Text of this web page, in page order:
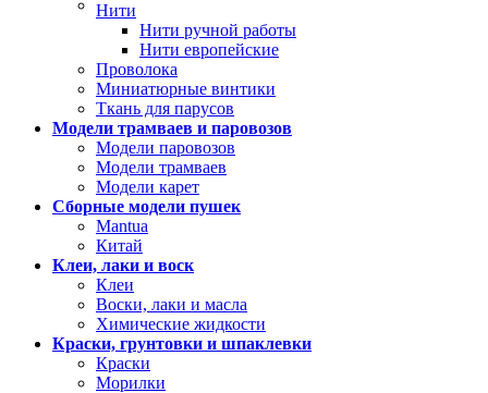
Нити
Нити ручной работы
Нити европейские
Проволока
Миниатюрные винтики
Ткань для парусов
Модели трамваев и паровозов
Модели паровозов
Модели трамваев
Модели карет
Сборные модели пушек
Mantua
Китай
Клеи, лаки и воск
Клеи
Воски, лаки и масла
Химические жидкости
Краски, грунтовки и шпаклевки
Краски
Морилки